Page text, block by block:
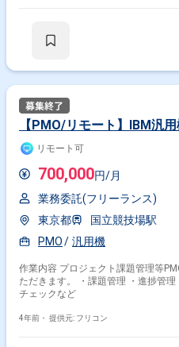
【PMO/リモート】IBM汎
リモート可
700,000円/月
業務委託(フリーランス)
東京都
国立競技場駅
PMO
汎用機
作業内容 プロジェクト課題管理等
ただきます。 ・課題管理 ・進捗管
チェックなど
4年前・ 提供元: フリコン